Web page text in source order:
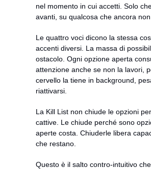
nel momento in cui accetti. Solo
avanti, su qualcosa che ancora non
Le quattro voci dicono la stessa
accenti diversi. La massa di
ostacolo. Ogni opzione aperta
attenzione anche se non la lavori,
cervello la tiene in background,
riattivarsi.
La Kill List non chiude le opzioni
cattive. Le chiude perché sono
aperte costa. Chiuderle libera
che restano.
Questo è il salto contro-intuitivo